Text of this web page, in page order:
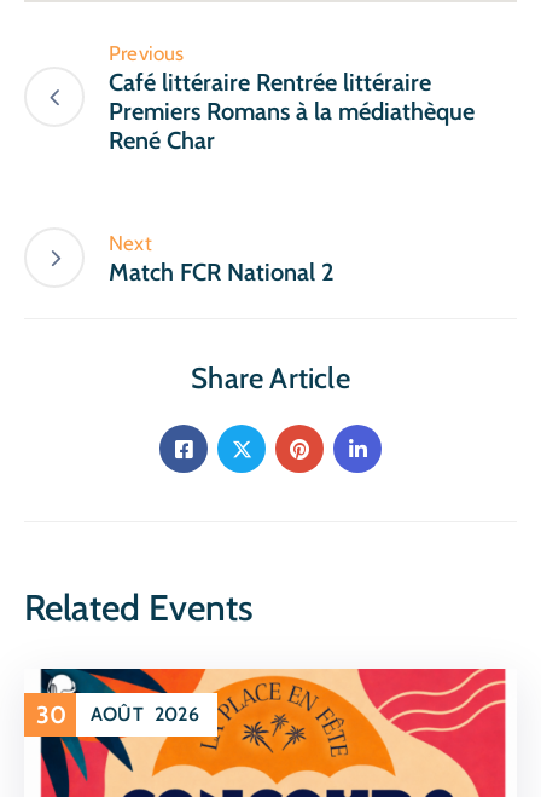
Previous
Café littéraire Rentrée littéraire
Premiers Romans à la médiathèque
René Char
Next
Match FCR National 2
Share Article
Related Events
30 AOÛT 2026